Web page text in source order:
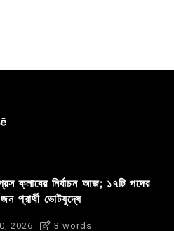
ক্লাবের নির্বাচন আজ; ১৭টি পদের
প্রার্থী ভোটযুদ্ধে
2026 3 words